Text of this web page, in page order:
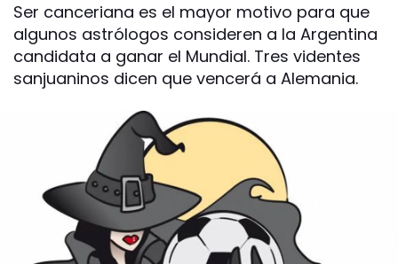
Ser canceriana es el mayor motivo para que
algunos astrólogos consideren a la Argentina
candidata a ganar el Mundial. Tres videntes
sanjuaninos dicen que vencerá a Alemania.